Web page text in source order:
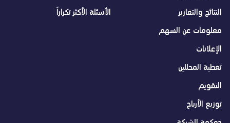
النتائج والتقارير
معلومات عن السهم
الإعلانات
تغطية المحللين
التقويم
توزيع الأرباح
الأسئلة الأكثر تكراراً